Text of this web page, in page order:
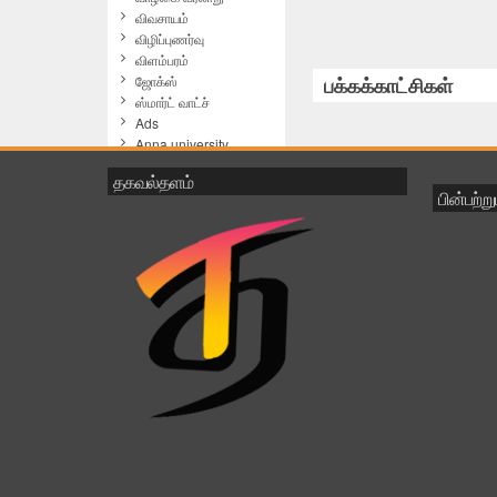
பக்கக்காட்சிகள்
விவசாயம்
விழிப்புணர்வு
விளம்பரம்
ஜோக்ஸ்
ஸ்மார்ட் வாட்ச்
Ads
Anna university
ANNA UNIVERSITY
RESULTS
RESULTS NOV/DEC
Avinashi Athikadavu
Awareness
Breaking News
cAMERA
coimbatore
comedy
Computer Shortcuts
தகவல்தளம்